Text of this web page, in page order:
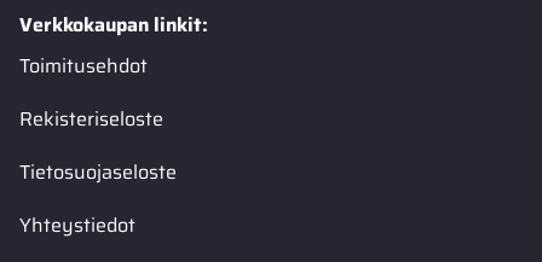
Verkkokaupan linkit:
Toimitusehdot
Rekisteriseloste
Tietosuojaseloste
Yhteystiedot